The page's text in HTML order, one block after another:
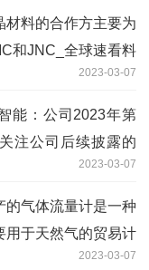
材料的合作方主要为
和JNC_全球速看料
2023-03-07
能：公司2023年第
注公司后续披露的
2023-03-07
的气体流量计是一种
用于天然气的贸易计
达1.0级|全球球精选
2023-03-07